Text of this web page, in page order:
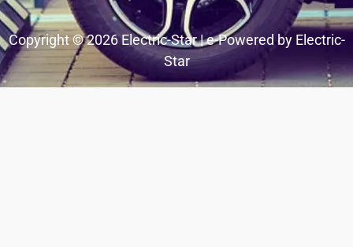
Copyright © 2026 Electric-Star | e-Powered by Electric-
Star